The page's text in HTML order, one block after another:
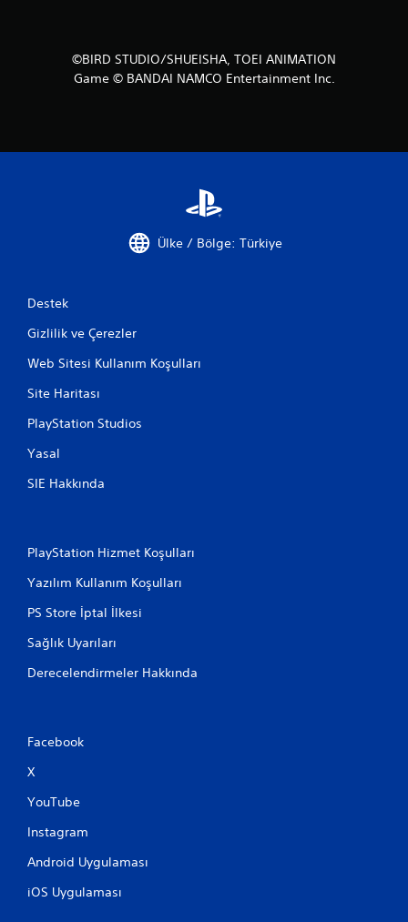
©BIRD STUDIO/SHUEISHA, TOEI ANIMATION
Game © BANDAI NAMCO Entertainment Inc.
Ülke / Bölge: Türkiye
Destek
Gizlilik ve Çerezler
Web Sitesi Kullanım Koşulları
Site Haritası
PlayStation Studios
Yasal
SIE Hakkında
PlayStation Hizmet Koşulları
Yazılım Kullanım Koşulları
PS Store İptal İlkesi
Sağlık Uyarıları
Derecelendirmeler Hakkında
Facebook
X
YouTube
Instagram
Android Uygulaması
iOS Uygulaması